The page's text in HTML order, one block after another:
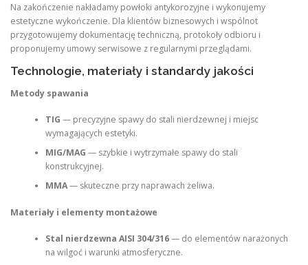
Na zakończenie nakładamy powłoki antykorozyjne i wykonujemy
estetyczne wykończenie. Dla klientów biznesowych i wspólnot
przygotowujemy dokumentację techniczną, protokoły odbioru i
proponujemy umowy serwisowe z regularnymi przeglądami.
Technologie, materiały i standardy jakości
Metody spawania
TIG — precyzyjne spawy do stali nierdzewnej i miejsc
wymagających estetyki.
MIG/MAG — szybkie i wytrzymałe spawy do stali
konstrukcyjnej.
MMA— skuteczne przy naprawach żeliwa.
Materiały i elementy montażowe
Stal nierdzewna AISI 304/316— do elementów narażonych
na wilgoć i warunki atmosferyczne.